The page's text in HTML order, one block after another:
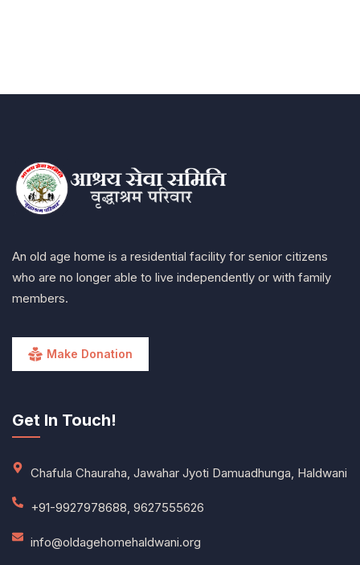
An old age home is a residential facility for senior citizens
who are no longer able to live independently or with family
members.
Make Donation
Get In Touch!
Chafula Chauraha, Jawahar Jyoti Damuadhunga, Haldwani
+91-9927978688, 9627555626
info@oldagehomehaldwani.org